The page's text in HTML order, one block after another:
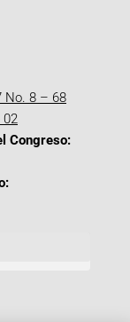
No. 8 – 68
02
Congreso: